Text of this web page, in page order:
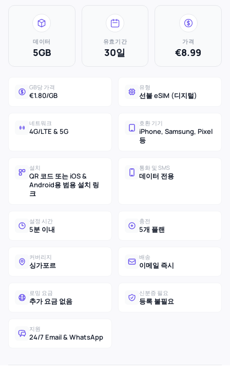
데이터
5GB
유효기간
30일
가격
€8.99
GB당 가격
€1.80/GB
유형
선불 eSIM (디지털)
네트워크
4G/LTE & 5G
호환 기기
iPhone, Samsung, Pixel
등
설치
QR 코드 또는 iOS &
Android용 범용 설치 링
크
통화 및 SMS
데이터 전용
설정 시간
5분 이내
충전
5개 플랜
커버리지
싱가포르
배송
이메일 즉시
로밍 요금
추가 요금 없음
신분증 필요
등록 불필요
지원
24/7 Email & WhatsApp